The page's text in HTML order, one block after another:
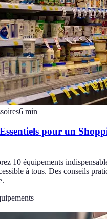
6 min
pour un
10 équipements
à tous. Des conseils